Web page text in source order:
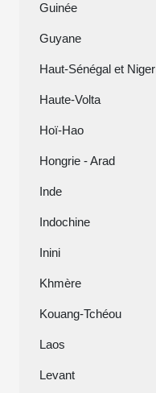
Guinée
Guyane
Haut-Sénégal et Niger
Haute-Volta
Hoï-Hao
Hongrie - Arad
Inde
Indochine
Inini
Khmère
Kouang-Tchéou
Laos
Levant